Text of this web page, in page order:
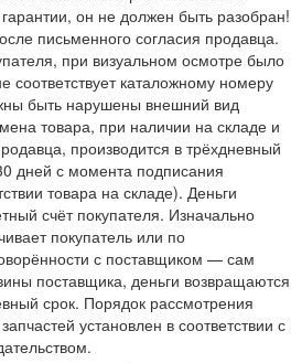
он не должен быть разобран!
письменного согласия продавца.
при визуальном осмотре было
соответствует каталожному номеру
быть нарушены внешний вид
товара, при наличии на складе и
производится в трёхдневный
дней с момента подписания
товара на складе). Деньги
счёт покупателя. Изначально
покупатель или по
с поставщиком — сам
поставщика, деньги возвращаются
срок. Порядок рассмотрения
установлен в соответствии с